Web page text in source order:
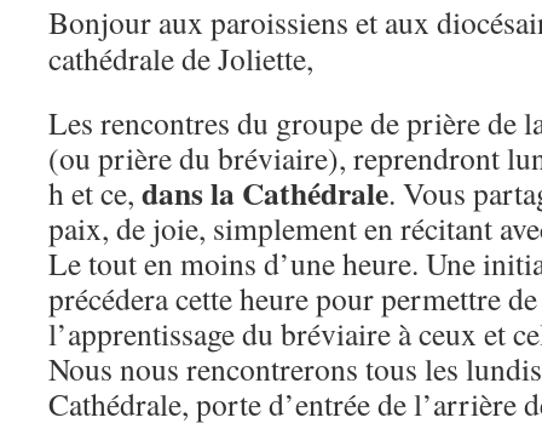
Bonjour aux paroissiens et aux
cathédrale de Joliette,
Les rencontres du groupe de prière de
(ou prière du bréviaire), reprendront
h et ce, dans la Cathédrale. Vous
paix, de joie, simplement en récitant
Le tout en moins d’une heure. Une
précédera cette heure pour permettre
l’apprentissage du bréviaire à ceux et
Nous nous rencontrerons tous les
Cathédrale, porte d’entrée de l’arrière